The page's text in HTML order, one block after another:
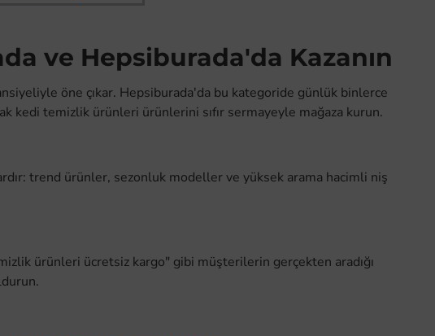
ve Hepsiburada'da Kazanın
öne çıkar. Hepsiburada'da bu kategoride günlük binlerce
kedi temizlik ürünleri ürünlerini sıfır sermayeyle mağaza kurun.
trend ürünler, sezonluk modeller ve yüksek arama hacimli niş
ürünleri ücretsiz kargo" gibi müşterilerin gerçekten aradığı